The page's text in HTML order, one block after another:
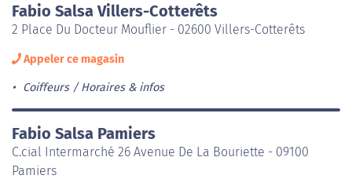
Fabio Salsa Villers-Cotterêts
2 Place Du Docteur Mouflier - 02600 Villers-Cotterêts
Appeler ce magasin
Coiffeurs Horaires & infos
Fabio Salsa Pamiers
C.cial Intermarché 26 Avenue De La Bouriette - 09100
Pamiers